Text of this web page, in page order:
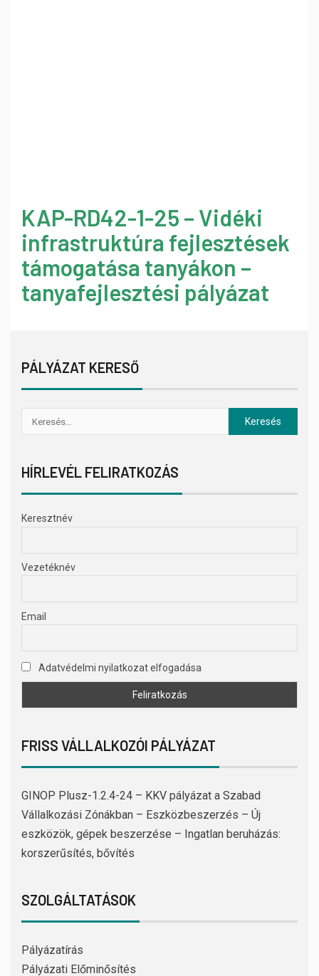
KAP-RD42-1-25 – Vidéki
infrastruktúra fejlesztések
támogatása tanyákon –
tanyafejlesztési pályázat
PÁLYÁZAT KERESŐ
HÍRLEVÉL FELIRATKOZÁS
Keresztnév
Vezetéknév
Email
Adatvédelmi nyilatkozat elfogadása
FRISS VÁLLALKOZÓI PÁLYÁZAT
GINOP Plusz-1.2.4-24 – KKV pályázat a Szabad
Vállalkozási Zónákban – Eszközbeszerzés – Új
eszközök, gépek beszerzése – Ingatlan beruházás:
korszerűsítés, bővítés
SZOLGÁLTATÁSOK
Pályázatírás
Pályázati Előminősítés